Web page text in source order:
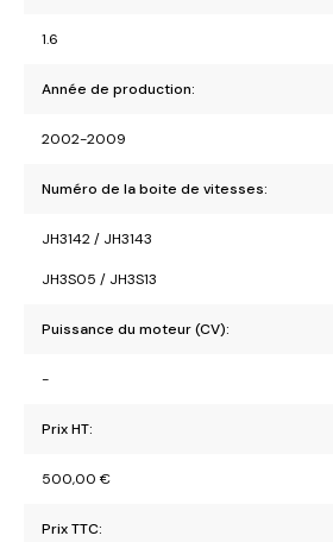
1.6
Année de production:
2002-2009
Numéro de la boite de vitesses:
JH3142 / JH3143
JH3S05 / JH3S13
Puissance du moteur (CV):
-
Prix HT:
500,00 €
Prix TTC: